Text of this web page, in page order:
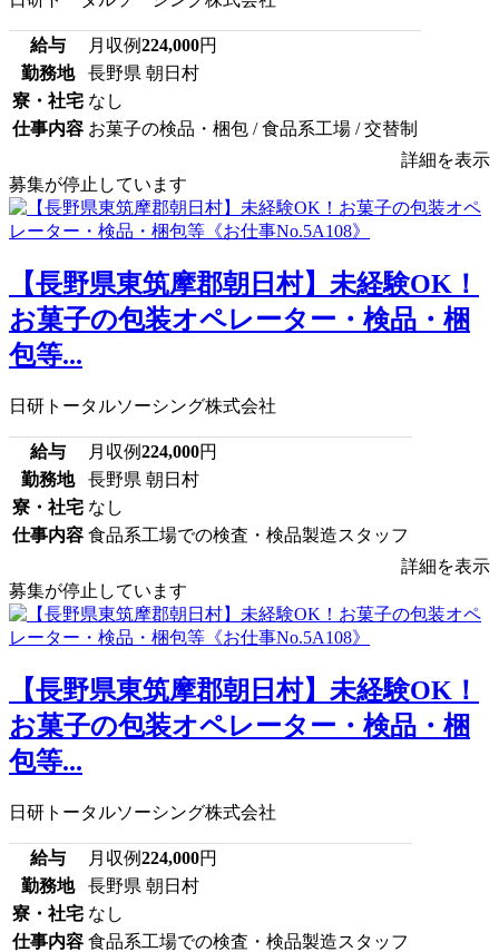
給与 月収例224,000円
勤務地
長野県 朝日村
寮・社宅 なし
仕事内容 お菓子の検品・梱包 / 食品系工場 / 交替制
詳細を表示
募集が停止しています
【長野県東筑摩郡朝日村】未経験OK！
お菓子の包装オペレーター・検品・梱
包等...
日研トータルソーシング株式会社
給与 月収例224,000円
勤務地
長野県 朝日村
寮・社宅 なし
仕事内容 食品系工場での検査・検品製造スタッフ
詳細を表示
募集が停止しています
【長野県東筑摩郡朝日村】未経験OK！
お菓子の包装オペレーター・検品・梱
包等...
日研トータルソーシング株式会社
給与 月収例224,000円
勤務地
長野県 朝日村
寮・社宅 なし
仕事内容 食品系工場での検査・検品製造スタッフ